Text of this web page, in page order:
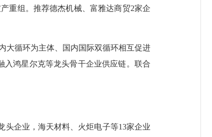
重组。推荐德杰机械、富雅达商贸2家企
循环为主体、国内国际双循环相互促进
入鸿星尔克等龙头骨干企业供应链。联合
企业，海天材料、火炬电子等13家企业